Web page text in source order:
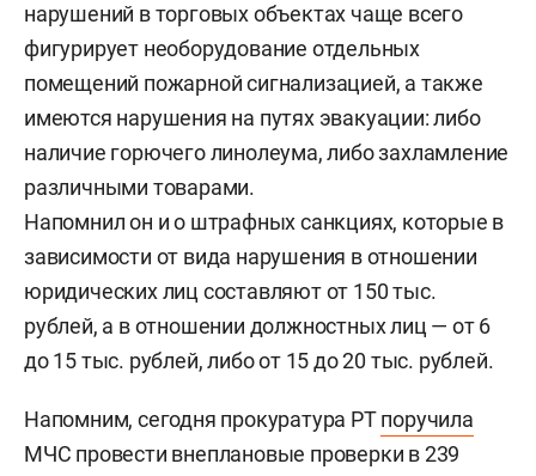
нарушений в торговых объектах чаще всего
фигурирует необорудование отдельных
помещений пожарной сигнализацией, а также
имеются нарушения на путях эвакуации: либо
наличие горючего линолеума, либо захламление
различными товарами.
Напомнил он и о штрафных санкциях, которые в
зависимости от вида нарушения в отношении
юридических лиц составляют от 150 тыс.
рублей, а в отношении должностных лиц — от 6
до 15 тыс. рублей, либо от 15 до 20 тыс. рублей.
Напомним, сегодня прокуратура РТпоручила
МЧС провести внеплановые проверки в 239